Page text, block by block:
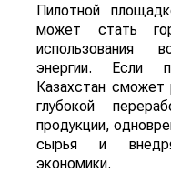
Пилотной
может стать
использования
энергии. Если
Казахстан сможет
глубокой
продукции,
сырья и
экономики.